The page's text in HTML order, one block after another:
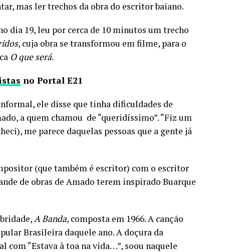
mas ler trechos da obra do escritor baiano.
dia 19, leu por cerca de 10 minutos um trecho
, cuja obra se transformou em filme, para o
O que será.
no Portal E21
ele disse que tinha dificuldades de
a quem chamou de “queridíssimo”. “Fiz um
me parece daquelas pessoas que a gente já
(que também é escritor) com o escritor
de obras de Amado terem inspirado Buarque
A Banda, composta em 1966. A canção
Brasileira daquele ano. A doçura da
“Estava à toa na vida…”, soou naquele